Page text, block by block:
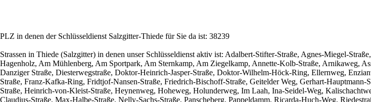
PLZ in denen der Schlüsseldienst Salzgitter-Thiede für Sie da ist: 38239
Strassen in Thiede (Salzgitter) in denen unser Schlüsseldienst aktiv ist: Adalbert-Stifter-Straße, Agnes-Miegel-
Hagenholz, Am Mühlenberg, Am Sportpark, Am Sternkamp, Am Ziegelkamp, Annette-Kolb-Straße, Arnikaweg,
Danziger Straße, Diesterwegstraße, Doktor-Heinrich-Jasper-Straße, Doktor-Wilhelm-Höck-Ring, Ellernweg,
Straße, Franz-Kafka-Ring, Fridtjof-Nansen-Straße, Friedrich-Bischoff-Straße, Geitelder Weg, Gerhart-
Straße, Heinrich-von-Kleist-Straße, Heynenweg, Hoheweg, Holunderweg, Im Laah, Ina-Seidel-Weg,
Claudius-Straße, Max-Halbe-Straße, Nelly-Sachs-Straße, Panscheberg, Pappeldamm, Ricarda-Huch-Weg,